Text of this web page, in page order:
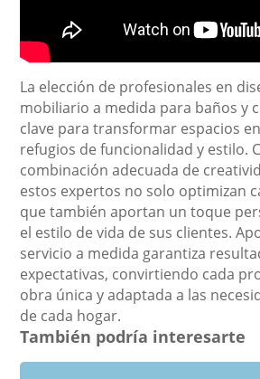
La elección de profesionales en
mobiliario a medida para baños y
clave para transformar espacios
refugios de funcionalidad y estilo.
combinación adecuada de
estos expertos no solo optimizan
que también aportan un toque
el estilo de vida de sus clientes.
servicio a medida garantiza
expectativas, convirtiendo cada
obra única y adaptada a las
de cada hogar.
También podría interesarte